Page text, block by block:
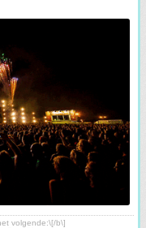
volgende:\[/b\]